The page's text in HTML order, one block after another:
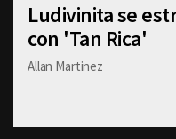
Ludivinita se
con 'Tan Rica'
Allan Martinez